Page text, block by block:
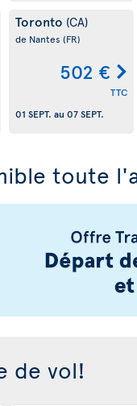
Toronto (CA)
de Nantes (FR)
502 €
TTC
01 SEPT. au 07 SEPT.
toute
de vol!